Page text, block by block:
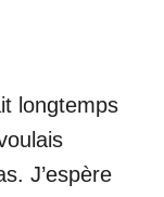
longtemps
J’espère